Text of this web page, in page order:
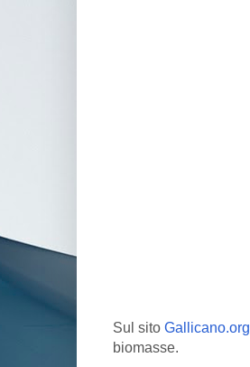
Sul sito Gallicano.org
biomasse.